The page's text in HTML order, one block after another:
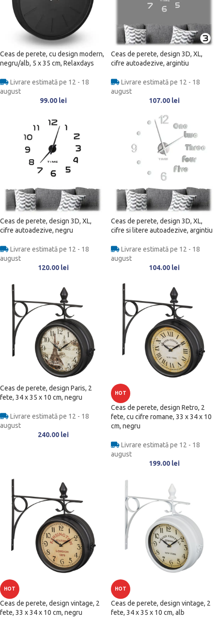
Ceas de perete, cu design modern,
negru/alb, 5 x 35 cm, Relaxdays
Livrare estimată pe 12 - 18
august
99.00 lei
Ceas de perete, design 3D, XL,
cifre autoadezive, argintiu
Livrare estimată pe 12 - 18
august
107.00 lei
Ceas de perete, design 3D, XL,
cifre autoadezive, negru
Livrare estimată pe 12 - 18
august
120.00 lei
Ceas de perete, design 3D, XL,
cifre si litere autoadezive, argintiu
Livrare estimată pe 12 - 18
august
104.00 lei
Ceas de perete, design Paris, 2
fete, 34 x 35 x 10 cm, negru
Livrare estimată pe 12 - 18
august
240.00 lei
HOT
Ceas de perete, design Retro, 2
fete, cu cifre romane, 33 x 34 x 10
cm, negru
Livrare estimată pe 12 - 18
august
199.00 lei
HOT
Ceas de perete, design vintage, 2
fete, 33 x 34 x 10 cm, negru
HOT
Ceas de perete, design vintage, 2
fete, 34 x 35 x 10 cm, alb